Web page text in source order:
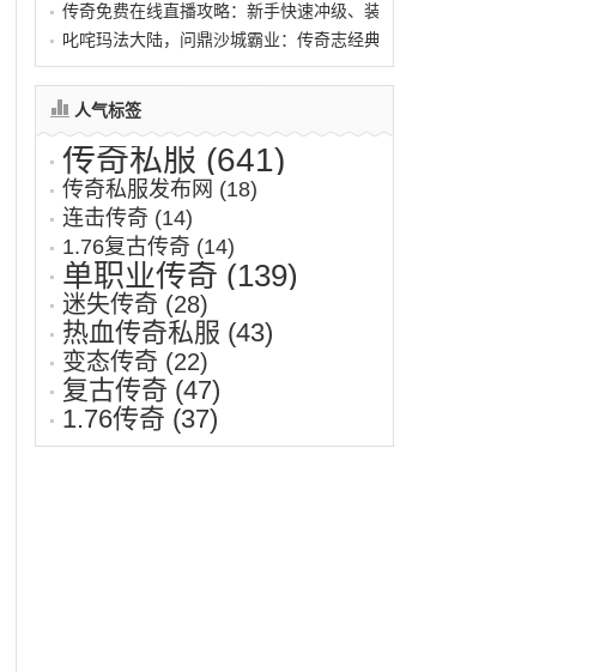
传奇免费在线直播攻略：新手快速冲级、装备(483)
叱咤玛法大陆，问鼎沙城霸业：传奇志经典私(776)
人气标签
传奇私服 (641)
传奇私服发布网 (18)
连击传奇 (14)
1.76复古传奇 (14)
单职业传奇 (139)
迷失传奇 (28)
热血传奇私服 (43)
变态传奇 (22)
复古传奇 (47)
1.76传奇 (37)